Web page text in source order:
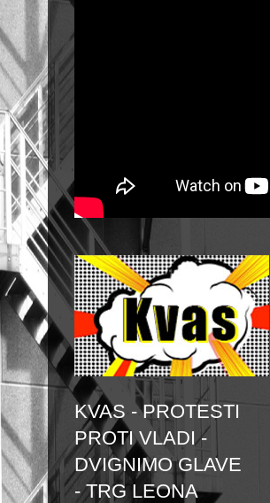
KVAS - PROTESTI
PROTI VLADI -
DVIGNIMO GLAVE
- TRG LEONA